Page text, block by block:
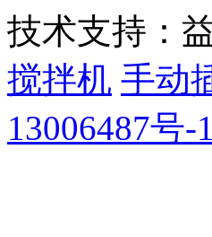
技术支持：
搅拌机 手动
13006487号-1